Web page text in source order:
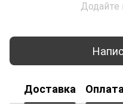
Додайте
Доставка